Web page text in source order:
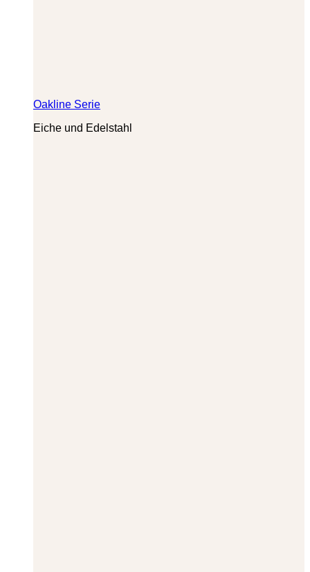
Oakline Serie
Eiche und Edelstahl